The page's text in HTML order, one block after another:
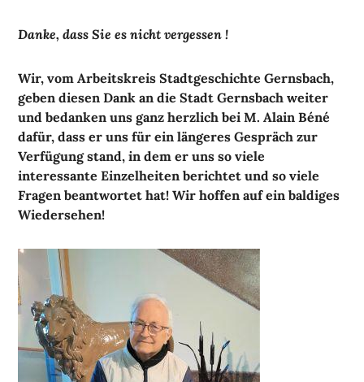
Danke, dass Sie es nicht vergessen !
Wir, vom Arbeitskreis Stadtgeschichte Gernsbach,
geben diesen Dank an die Stadt Gernsbach weiter
und bedanken uns ganz herzlich bei M. Alain Béné
dafür, dass er uns für ein längeres Gespräch zur
Verfügung stand, in dem er uns so viele
interessante Einzelheiten berichtet und so viele
Fragen beantwortet hat! Wir hoffen auf ein baldiges
Wiedersehen!